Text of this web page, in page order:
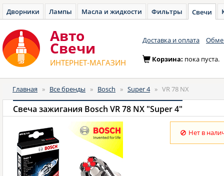
Дворники Лампы Масла и жидкости Фильтры Свечи
Авто
Cвечи
ИНТЕРНЕТ-МАГАЗИН
Доставка и оплата
Корзина: пока пуста.
Главная » Все бренды » Bosch » Super 4 » VR 78 NX
Свеча зажигания Bosch VR 78 NX "Super 4"
Нет в